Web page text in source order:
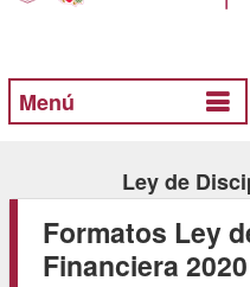
Menú
Ley de
Formatos Ley
Financiera 2020